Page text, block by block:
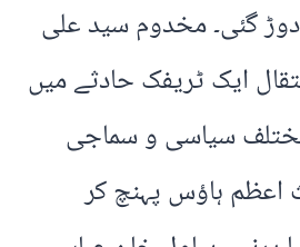
گئی۔ مخدوم سید علی
ایک ٹریفک حادثے میں
سیاسی و سماجی
ہاؤس پہنچ کر